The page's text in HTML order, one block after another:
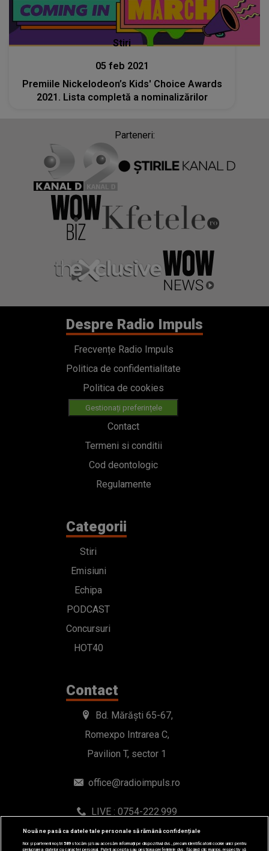
Stiri
05 feb 2021
Premiile Nickelodeon’s Kids' Choice Awards
2021. Lista completă a nominalizărilor
Parteneri:
Despre Radio Impuls
Frecvențe Radio Impuls
Politica de confidentialitate
Politica de cookies
Gestionați preferințele
Contact
Termeni si conditii
Cod deontologic
Regulamente
Categorii
Stiri
Emisiuni
Echipa
PODCAST
Concursuri
HOT40
Contact
Bd. Mărăști 65-67,
Romexpo Intrarea C,
Pavilion T, sector 1
office@radioimpuls.ro
LIVE : 0754-222.999
WhatsApp: 0754-222.999
Nouă ne pasă ca datele tale personale să rămână confidențiale
Noi și partenerii noștri589stocăm și/sau accesăm informații pe dispozitivul dvs., precum identificatorii cookie unici pentru
prelucrarea datelor cu caracter personal. Puteți accepta sau gestiona preferințele dvs. făcând clic mai jos, respectiv vă